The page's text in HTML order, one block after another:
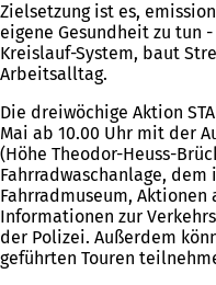
Zielsetzung ist es,
eigene Gesundheit zu tun
Kreislauf-System, baut
Arbeitsalltag.
Die dreiwöchige Aktion
Mai ab 10.00 Uhr mit der
(Höhe Theodor-Heuss-
Fahrradwaschanlage,
Fahrradmuseum,
Informationen zur
der Polizei. Außerdem
geführten Touren